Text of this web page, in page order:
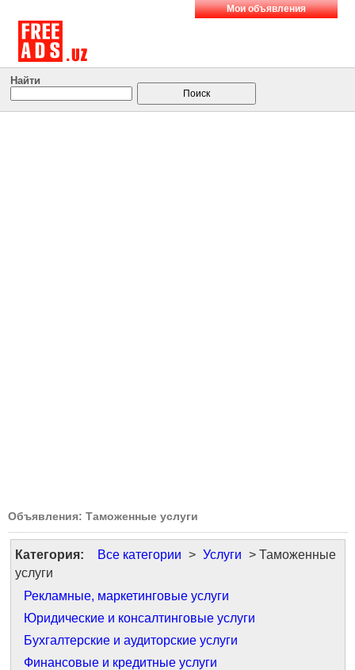
Мои объявления
Найти
Объявления: Таможенные услуги
Категория: Все категории > Услуги > Таможенные
услуги
Рекламные, маркетинговые услуги
Юридические и консалтинговые услуги
Бухгалтерские и аудиторские услуги
Финансовые и кредитные услуги